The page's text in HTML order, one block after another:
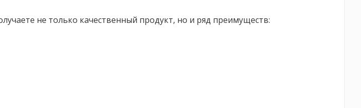
не только качественный продукт, но и ряд преимуществ: